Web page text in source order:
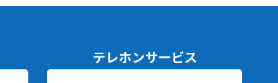
テレホンサービス